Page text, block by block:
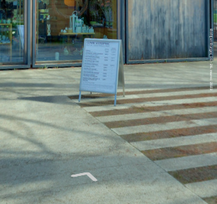
Boštjan Burger, 16.- 26. marec 2023